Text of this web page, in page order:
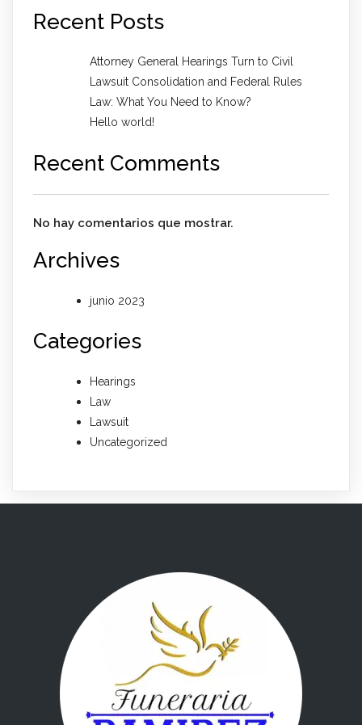
Recent Posts
Attorney General Hearings Turn to Civil
Lawsuit Consolidation and Federal Rules
Law: What You Need to Know?
Hello world!
Recent Comments
No hay comentarios que mostrar.
Archives
junio 2023
Categories
Hearings
Law
Lawsuit
Uncategorized